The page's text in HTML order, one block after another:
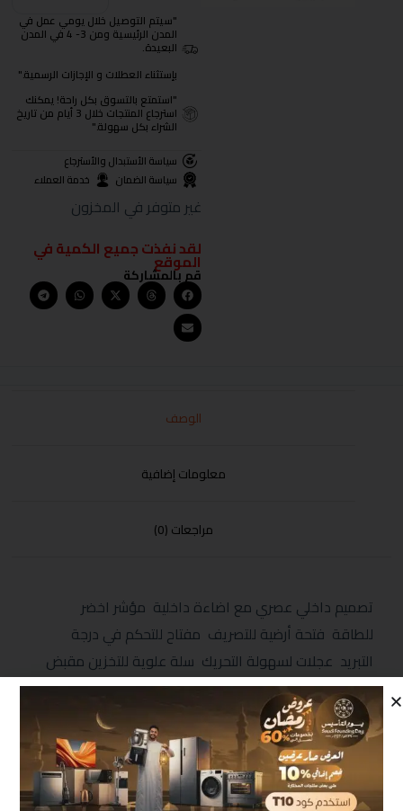
"سيتم التوصيل خلال يومي عمل في
المدن الرئيسية ومن 3- 4 في المدن
البعيدة.
بإستثناء العطلات و الإجازات الرسمية."
"استمتع بالتسوق بكل راحة! يمكنك
استرجاع المنتجات خلال 3 أيام من تاريخ
الشراء بكل سهولة."
سياسة الأستبدال والأسترجاع
سياسة الضمان
خدمة العملاء
غير متوفر في المخزون
لقد نفذت جميع الكمية في
الموقع
قم بالمشاركة
الوصف
معلومات إضافية
مراجعات (0)
تصميم داخلي عصري مع اضاءة داخلية مؤشر اخضر
للطاقة فتحة أرضية للتصريف مفتاح للتحكم في درجة
التبريد عجلات لسهولة التحريك سلة علوية للتخزين مقبض
يدوي مع قفل ضد عبث الأطفال فريون صديق البيئة الابعاد
(MM) 850*820*555